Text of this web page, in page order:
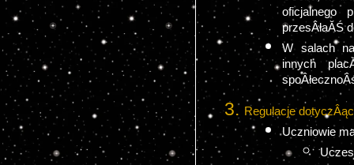
oficjalnego
przesÂłaĂŚ
W salach
innych
Regulacje
Uczniowie